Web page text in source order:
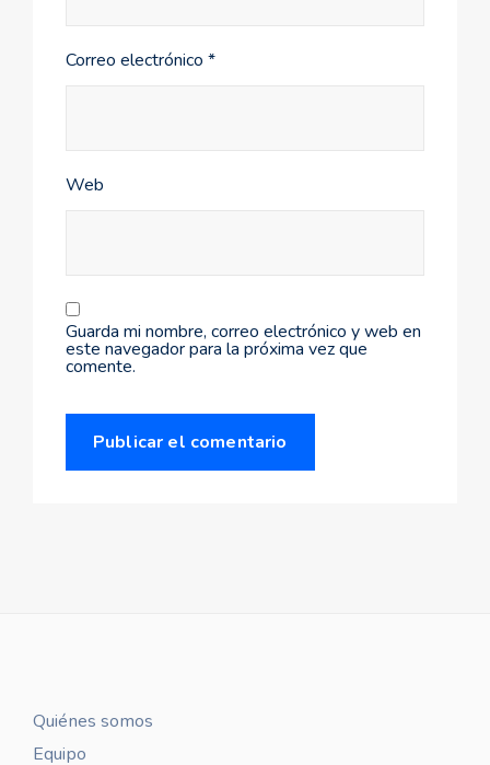
Correo electrónico *
Web
Guarda mi nombre, correo electrónico y web en
este navegador para la próxima vez que
comente.
Quiénes somos
Equipo